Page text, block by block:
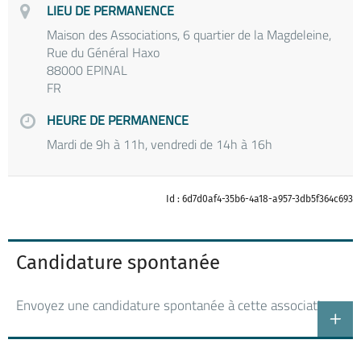
LIEU DE PERMANENCE
Maison des Associations, 6 quartier de la Magdeleine,
Rue du Général Haxo
88000 EPINAL
FR
HEURE DE PERMANENCE
Mardi de 9h à 11h, vendredi de 14h à 16h
Id : 6d7d0af4-35b6-4a18-a957-3db5f364c693
Candidature spontanée
Envoyez une candidature spontanée à cette association